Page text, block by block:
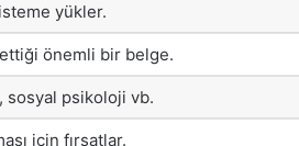
yükler.
önemli bir belge.
psikoloji vb.
için fırsatlar.